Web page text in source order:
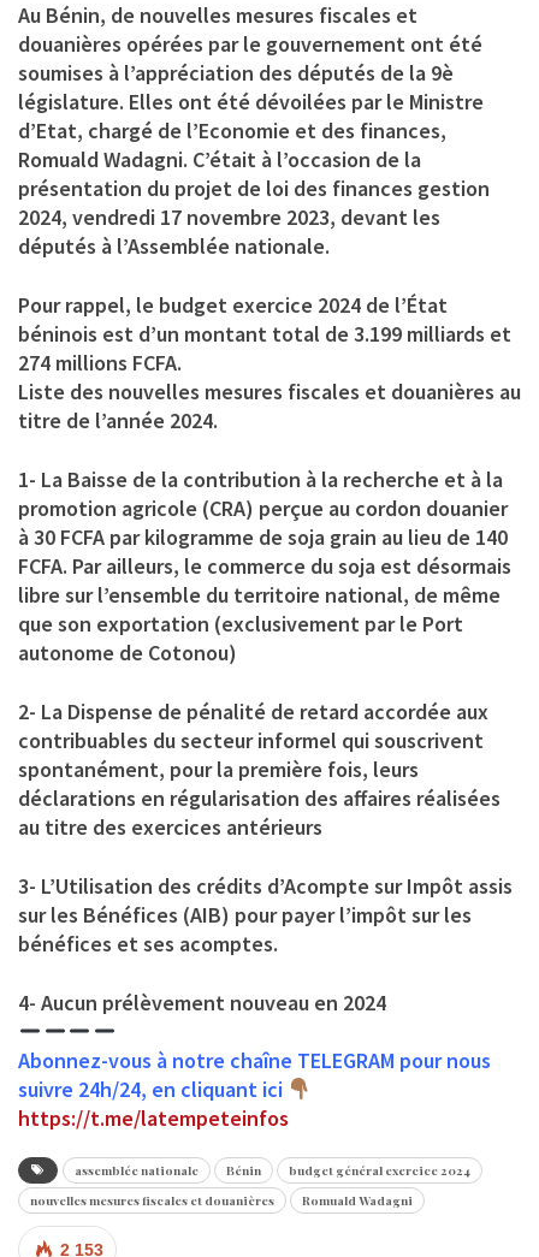
Au Bénin, de nouvelles mesures fiscales et
douanières opérées par le gouvernement ont été
soumises à l’appréciation des députés de la 9è
législature. Elles ont été dévoilées par le Ministre
d’Etat, chargé de l’Economie et des finances,
Romuald Wadagni. C’était à l’occasion de la
présentation du projet de loi des finances gestion
2024, vendredi 17 novembre 2023, devant les
députés à l’Assemblée nationale.
Pour rappel, le budget exercice 2024 de l’État
béninois est d’un montant total de 3.199 milliards et
274 millions FCFA.
Liste des nouvelles mesures fiscales et douanières au
titre de l’année 2024.
1- La Baisse de la contribution à la recherche et à la
promotion agricole (CRA) perçue au cordon douanier
à 30 FCFA par kilogramme de soja grain au lieu de 140
FCFA. Par ailleurs, le commerce du soja est désormais
libre sur l’ensemble du territoire national, de même
que son exportation (exclusivement par le Port
autonome de Cotonou)
2- La Dispense de pénalité de retard accordée aux
contribuables du secteur informel qui souscrivent
spontanément, pour la première fois, leurs
déclarations en régularisation des affaires réalisées
au titre des exercices antérieurs
3- L’Utilisation des crédits d’Acompte sur Impôt assis
sur les Bénéfices (AIB) pour payer l’impôt sur les
bénéfices et ses acomptes.
4- Aucun prélèvement nouveau en 2024
Abonnez-vous à notre chaîne TELEGRAM pour nous
suivre 24h/24, en cliquant ici
https://t.me/latempeteinfos
assemblée nationale Bénin
budget général exercice 2024
nouvelles mesures fiscales et douanières
Romuald Wadagni
2 153